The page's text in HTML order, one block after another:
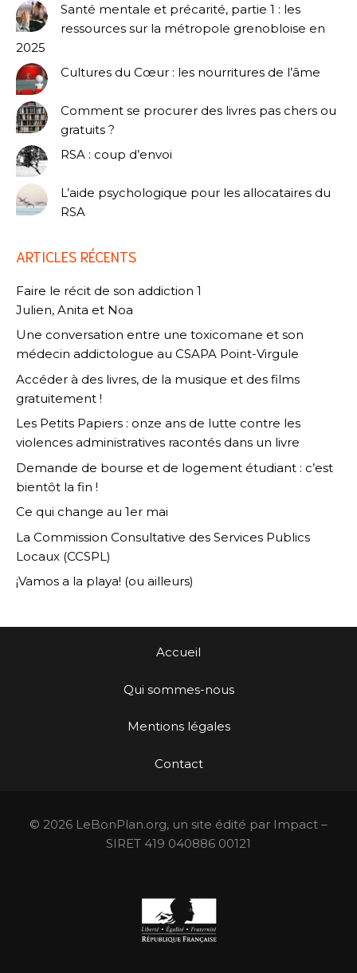
Santé mentale et précarité, partie 1 : les
ressources sur la métropole grenobloise en
2025
Cultures du Cœur : les nourritures de l’âme
Comment se procurer des livres pas chers ou
gratuits ?
RSA : coup d’envoi
L’aide psychologique pour les allocataires du
RSA
ARTICLES RÉCENTS
Faire le récit de son addiction 1
Julien, Anita et Noa
Une conversation entre une toxicomane et son
médecin addictologue au CSAPA Point-Virgule
Accéder à des livres, de la musique et des films
gratuitement !
Les Petits Papiers : onze ans de lutte contre les
violences administratives racontés dans un livre
Demande de bourse et de logement étudiant : c’est
bientôt la fin !
Ce qui change au 1er mai
La Commission Consultative des Services Publics
Locaux (CCSPL)
¡Vamos a la playa! (ou ailleurs)
Accueil
Qui sommes-nous
Mentions légales
Contact
© 2026 LeBonPlan.org, un site édité par Impact –
SIRET 419 040886 00121